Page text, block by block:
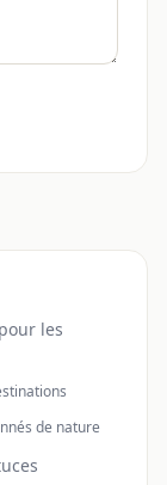
les
de nature